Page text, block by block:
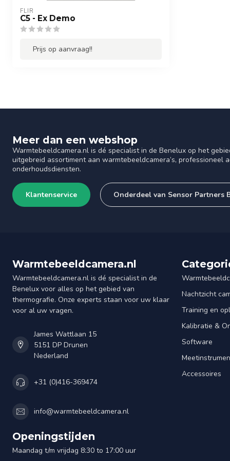
FLIR
C5 - Ex Demo
Prijs op aanvraag!!
Meer dan een webshop
Warmtebeeldcamera.nl is dé specialist in de Benelux op het
uitgebreid assortiment aan warmtebeeldcamera’s, professioneel
onderhoudsdiensten.
Klantenservice Onderdeel van Sensor Partners
Warmtebeeldcamera.nl
Warmtebeeldcamera.nl is dé specialist in de
Benelux voor alles op het gebied van
thermografie. Onze experts staan voor uw klaar
voor al uw vragen.
James Wattlaan 15
5151 DP Drunen
Nederland
+31 (0)416-369474
info@warmtebeeldcamera.nl
Openingstijden
Maandag t/m vrijdag 8:30 to 17:00 uur
Nachtzicht
Training en
Kalibratie &
Software
Accessoires